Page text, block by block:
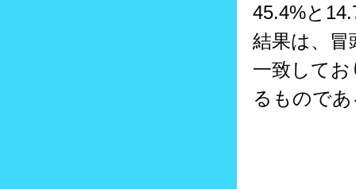
45.4%と
結果は、冒
一致して
るもので